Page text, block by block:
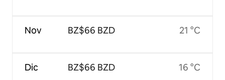
Nov
Dic
BZ$66 BZD
BZ$66 BZD
21 °C
16 °C